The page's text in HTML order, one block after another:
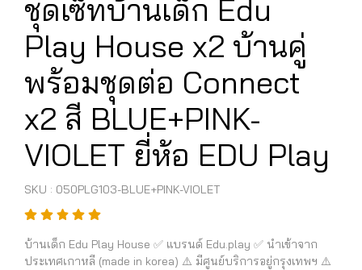
ชุดเซ็ทบ้านเด็ก Edu
Play House x2 บ้านคู่
พร้อมชุดต่อ Connect
x2 สี BLUE+PINK-
VIOLET ยี่ห้อ EDU Play
SKU : 050PLG103-BLUE+PINK-VIOLET
บ้านเด็ก Edu Play House ✅ แบรนด์ Edu.play ✅ นำเข้าจาก
ประเทศเกาหลี (made in korea) ⚠️ มีศูนย์บริการอยู่กรุงเทพฯ ⚠️